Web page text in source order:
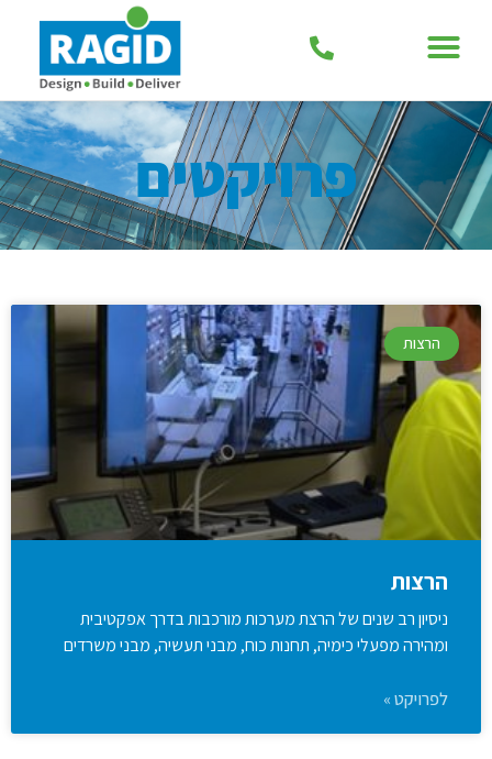
פרויקטים
הרצות
הרצות
ניסיון רב שנים של הרצת מערכות מורכבות בדרך אפקטיבית
ומהירה מפעלי כימיה, תחנות כוח, מבני תעשיה, מבני משרדים
לפרויקט »